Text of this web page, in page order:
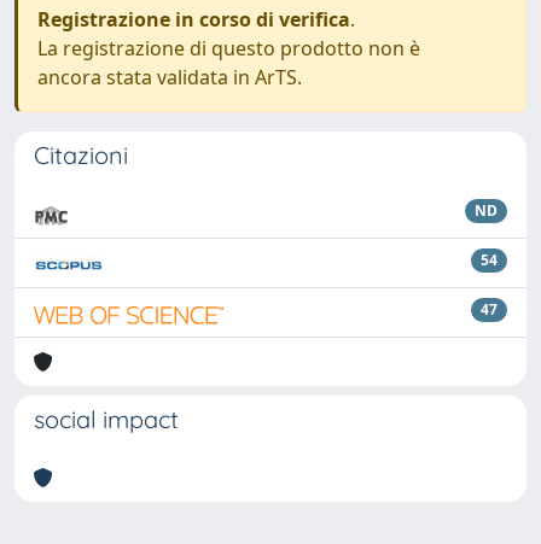
Registrazione in corso di verifica.
La registrazione di questo prodotto non è
ancora stata validata in ArTS.
Citazioni
ND
54
47
social impact